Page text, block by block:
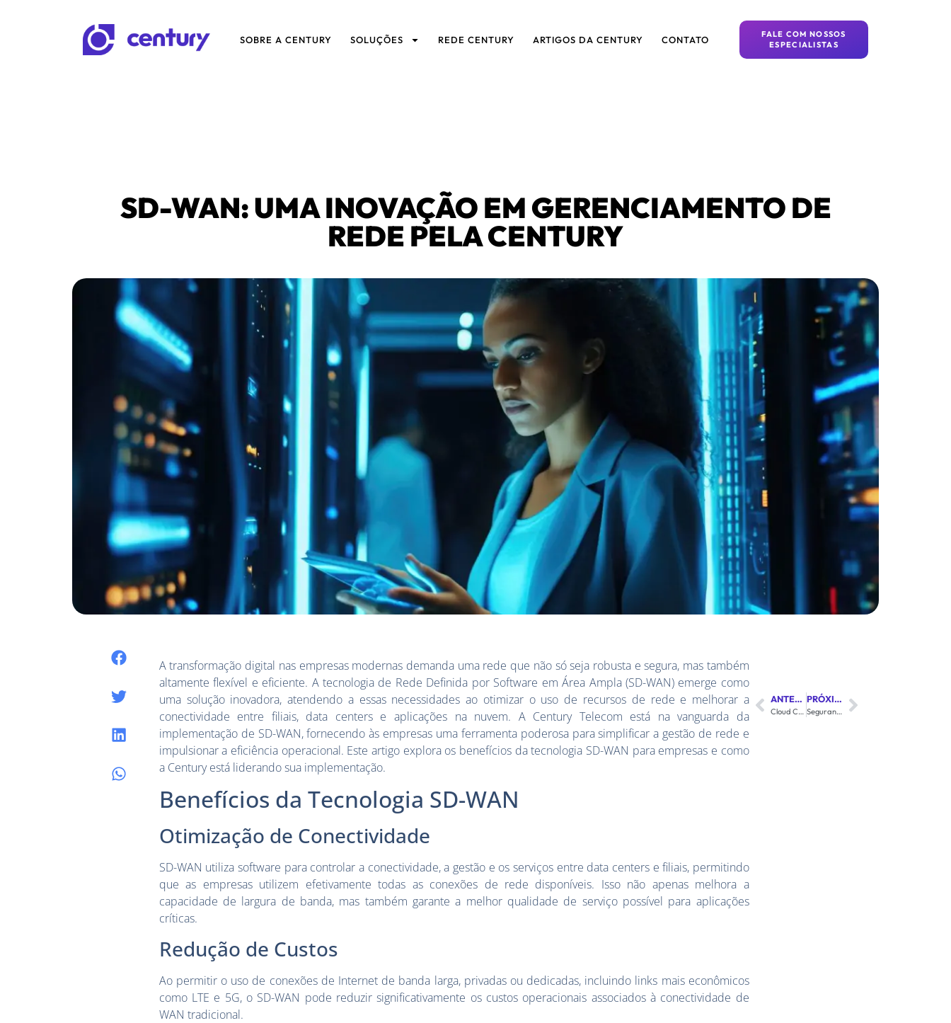
SOBRE A CENTURY SOLUÇÕES REDE CENTURY ARTIGOS DA CENTURY CONTATO
FALE COM NOSSOS
ESPECIALISTAS
SD-WAN: UMA INOVAÇÃO EM GERENCIAMENTO DE
REDE PELA CENTURY
A transformação digital nas empresas modernas demanda uma rede que não só seja robusta e segura, mas também
altamente flexível e eficiente. A tecnologia de Rede Definida por Software em Área Ampla (SD-WAN) emerge como
uma solução inovadora, atendendo a essas necessidades ao otimizar o uso de recursos de rede e melhorar a
conectividade entre filiais, data centers e aplicações na nuvem. A Century Telecom está na vanguarda da
implementação de SD-WAN, fornecendo às empresas uma ferramenta poderosa para simplificar a gestão de rede e
impulsionar a eficiência operacional. Este artigo explora os benefícios da tecnologia SD-WAN para empresas e como
a Century está liderando sua implementação.
Benefícios da Tecnologia SD-WAN
Otimização de Conectividade
SD-WAN utiliza software para controlar a conectividade, a gestão e os serviços entre data centers e filiais, permitindo
que as empresas utilizem efetivamente todas as conexões de rede disponíveis. Isso não apenas melhora a
capacidade de largura de banda, mas também garante a melhor qualidade de serviço possível para aplicações
críticas.
Redução de Custos
Ao permitir o uso de conexões de Internet de banda larga, privadas ou dedicadas, incluindo links mais econômicos
como LTE e 5G, o SD-WAN pode reduzir significativamente os custos operacionais associados à conectividade de
WAN tradicional.
ANTERIOR
Cloud Computing: Revolucionando o Armazenamento e Processamento de Dados com a Century
PRÓXIMO
Segurança Cibernética: Soluções Inovadoras da Century para Proteger Seus Dados